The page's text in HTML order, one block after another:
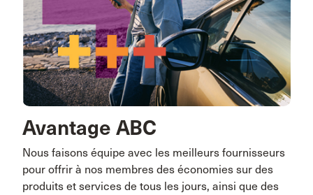
Avantage ABC
Nous faisons équipe avec les meilleurs fournisseurs
pour offrir à nos membres des économies sur des
produits et services de tous les jours, ainsi que des